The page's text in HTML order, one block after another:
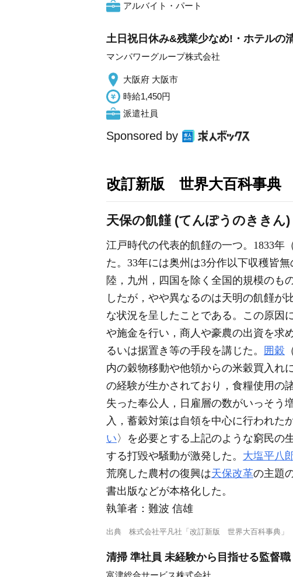
アルバイト・パート
土日祝日休み&残業少なめ!・ホテルの
マンパワーグループ株式会社
大阪府 大阪市
時給1,450円
派遣社員
Sponsored by
改訂新版 世界大百科事典
天保の飢饉 (てんぽうのききん)
江戸時代の代表的飢饉の一つ。1833年
た。33年には奥州は3分作以下収穫皆無
陸，九州，四国を除く全国的規模のも
したが，やや異なるのは天明の飢饉が
な状況を呈したことである。この原因
や施金を行い，商人や豪農の出資を求
るいは据置き等の手段を講じた。 囲穀 （
内の穀物移動や他領からの米穀買入れ
の経験が生かされており，食糧使用の
失った奉公人，日雇層の数がいっそう
入，蓄穀対策は自領を中心に行われた
い〉を必要とする上記のような窮民の
する打毀や騒動が激発した。 大塩平八
荒廃した農村の復興は天保改革の主題
書出版などが本格化した。
執筆者： 難波 信雄
出典 株式会社平凡社「改訂新版 世界大百科事典」
清掃 準社員 未経験から目指せる監督
富津総合サービス株式会社